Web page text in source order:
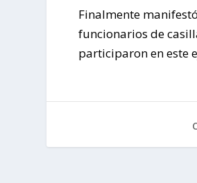
Finalmente
funcionarios de
participaron en este